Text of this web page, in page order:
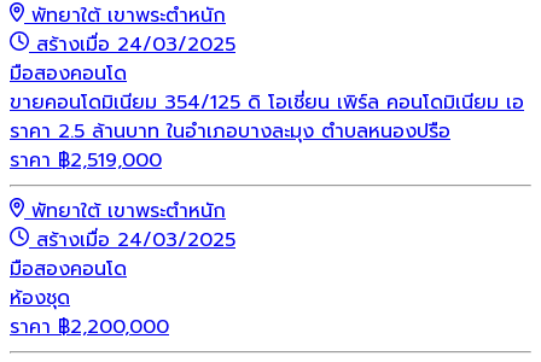
พัทยาใต้ เขาพระตำหนัก
สร้างเมื่อ 24/03/2025
มือสองคอนโด
ขายคอนโดมิเนียม 354/125 ดิ โอเชี่ยน เพิร์ล คอนโดมิเนียม เอ
ราคา 2.5 ล้านบาท ในอำเภอบางละมุง ตำบลหนองปรือ
ราคา ฿2,519,000
พัทยาใต้ เขาพระตำหนัก
สร้างเมื่อ 24/03/2025
มือสองคอนโด
ห้องชุด
ราคา ฿2,200,000